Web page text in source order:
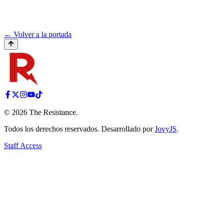
← Volver a la portada
© 2026 The Resistance.
Todos los derechos reservados. Desarrollado por JovyJS.
Staff Access